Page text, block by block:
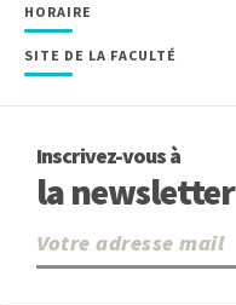
HORAIRE
SITE DE LA FACULTÉ
Inscrivez-vous à
la newsletter